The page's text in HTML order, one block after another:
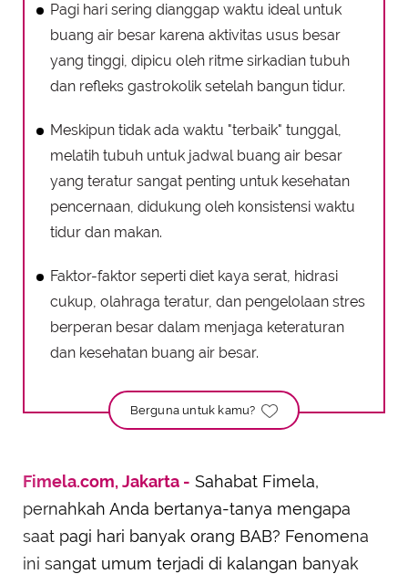
Pagi hari sering dianggap waktu ideal untuk
buang air besar karena aktivitas usus besar
yang tinggi, dipicu oleh ritme sirkadian tubuh
dan refleks gastrokolik setelah bangun tidur.
Meskipun tidak ada waktu "terbaik" tunggal,
melatih tubuh untuk jadwal buang air besar
yang teratur sangat penting untuk kesehatan
pencernaan, didukung oleh konsistensi waktu
tidur dan makan.
Faktor-faktor seperti diet kaya serat, hidrasi
cukup, olahraga teratur, dan pengelolaan stres
berperan besar dalam menjaga keteraturan
dan kesehatan buang air besar.
Berguna untuk kamu?
Fimela.com, Jakarta - Sahabat Fimela,
pernahkah Anda bertanya-tanya mengapa
saat pagi hari banyak orang BAB? Fenomena
ini sangat umum terjadi di kalangan banyak